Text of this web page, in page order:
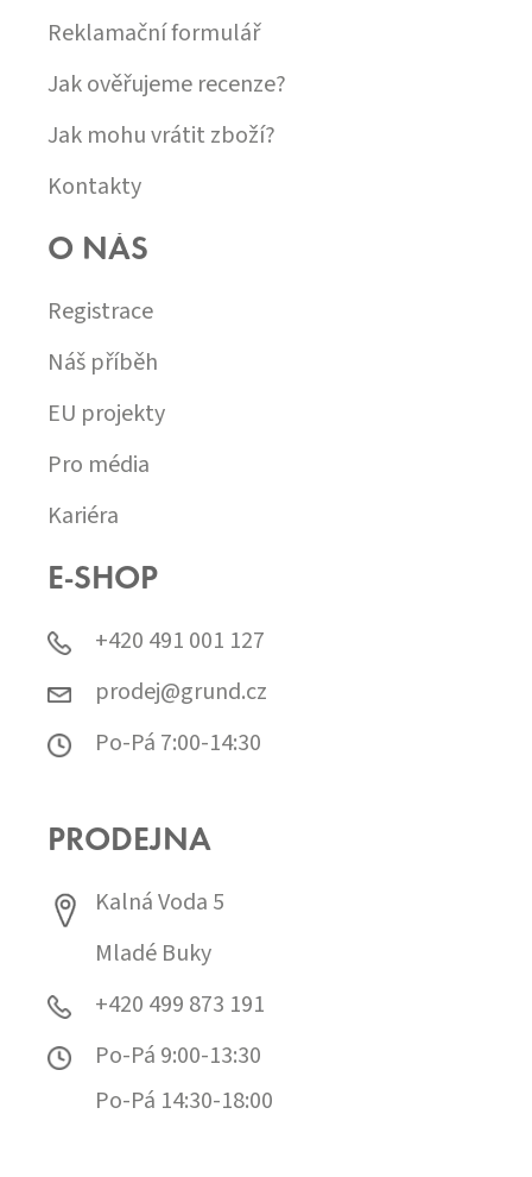
Reklamační formulář
Jak ověřujeme recenze?
Jak mohu vrátit zboží?
Kontakty
O NÁS
Registrace
Náš příběh
EU projekty
Pro média
Kariéra
E-SHOP
+420 491 001 127
prodej@grund.cz
Po-Pá 7:00-14:30
PRODEJNA
Kalná Voda 5
Mladé Buky
+420 499 873 191
Po-Pá 9:00-13:30
Po-Pá 14:30-18:00